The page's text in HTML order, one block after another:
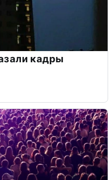
кадры